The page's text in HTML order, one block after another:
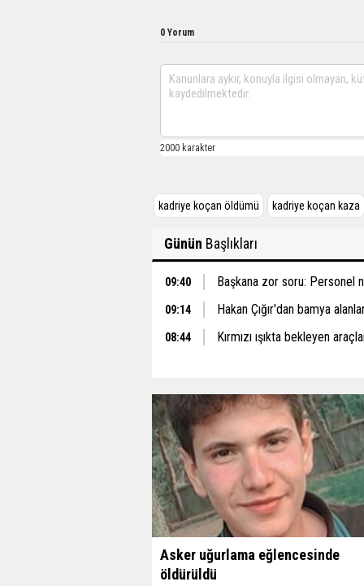
0 Yorum
kadriye koçan öldümü kadriye koçan kaza
Günün Başlıkları
09:40 Başkana zor soru: Personel
09:14 Hakan Çığır'dan bamya
08:44 Kırmızı ışıkta bekleyen
Asker uğurlama eğlencesinde
öldürüldü